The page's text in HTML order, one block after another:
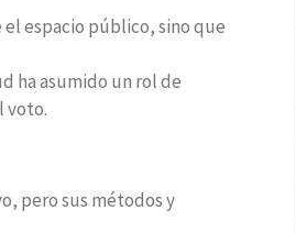
el espacio público, sino que
ha asumido un rol de
voto.
pero sus métodos y